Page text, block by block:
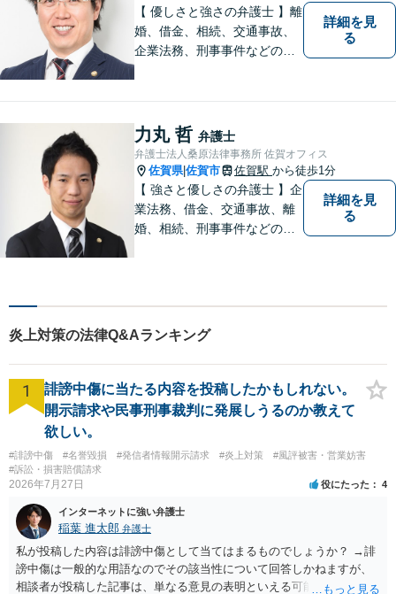
【 優しさと強さの弁護士 】離
婚、借金、相続、交通事故、
企業法務、刑事事件などのご
なリーガルサービスを提供い
たします。
詳細を見
る
力丸 哲 弁護士
弁護士法人桑原法律事務所 佐賀オフィス
佐賀県|佐賀市 佐賀駅 から徒歩1分
【 強さと優しさの弁護士 】企
業法務、借金、交通事故、離
婚、相続、刑事事件などのご
なリーガルサービスを提供い
たします。
詳細を見
る
炎上対策の法律Q&Aランキング
1
誹謗中傷に当たる内容を投稿したかもしれない。
開示請求や民事刑事裁判に発展しうるのか教えて
欲しい。
#誹謗中傷 #名誉毀損 #発信者情報開示請求 #炎上対策
#風評被害・営業妨害
#訴訟・損害賠償請求
2026年7月27日 役にたった 4
インターネットに強い弁護士
稲葉 進太郎 弁護士
私が投稿した内容は誹謗中傷として当てはまるものでしょうか？ →誹
謗中傷は一般的な用語なのでその該当性について回答しかねますが、
相談者が投稿した記事は、単なる意見の表明といえる可能性が高く、